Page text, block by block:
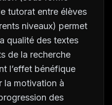
tutorat entre élèves
niveaux) permet
qualité des textes
de la recherche
l’effet bénéfique
la motivation à
des